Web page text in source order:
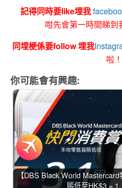
記得同時要like埋我
咁先會第一時間睇到
同埋梗係要follow 埋我
啦！
你可能會有興趣:
【DBS Black World
賬低至HK$3 =